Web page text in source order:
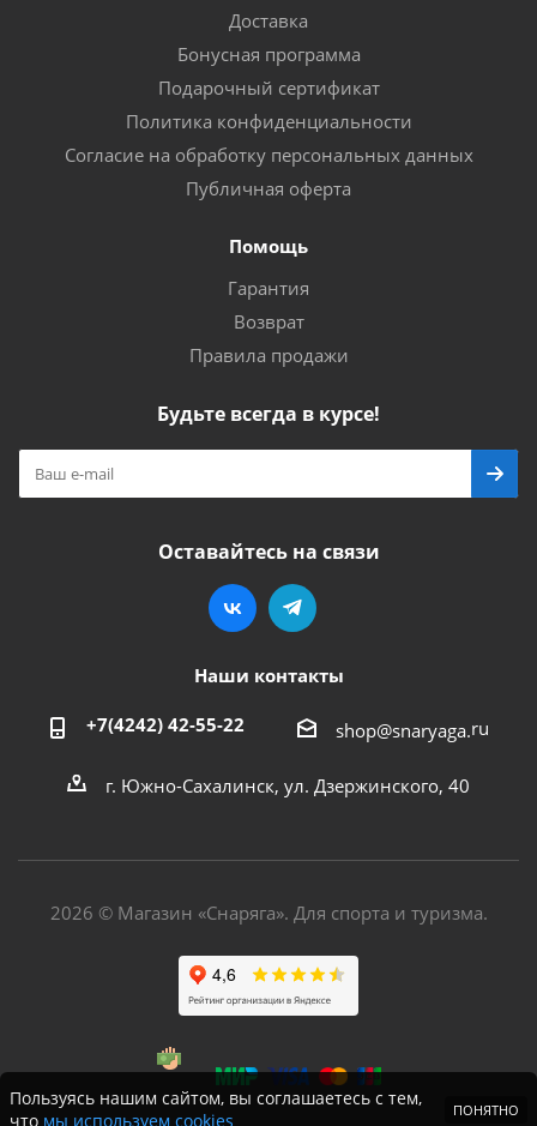
Доставка
Бонусная программа
Подарочный сертификат
Политика конфиденциальности
Согласие на обработку персональных данных
Публичная оферта
Помощь
Гарантия
Возврат
Правила продажи
Будьте всегда в курсе!
Оставайтесь на связи
Наши контакты
+7(4242) 42-55-22 shop@snaryaga.ru
г. Южно-Сахалинск, ул. Дзержинского, 40
2026 © Магазин «Снаряга». Для спорта и туризма.
Пользуясь нашим сайтом, вы соглашаетесь с тем,
что мы используем cookies ПОНЯТНО